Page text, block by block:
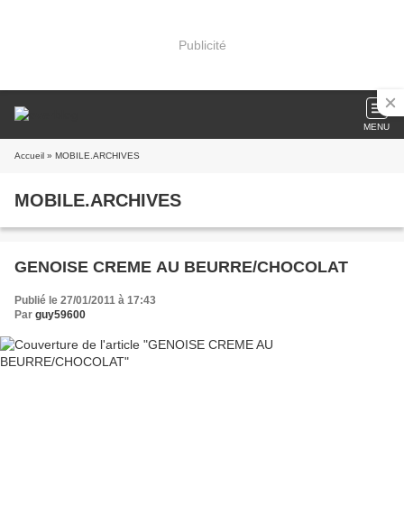
Publicité
MENU
Accueil » MOBILE.ARCHIVES
MOBILE.ARCHIVES
GENOISE CREME AU BEURRE/CHOCOLAT
Publié le 27/01/2011 à 17:43
Par guy59600